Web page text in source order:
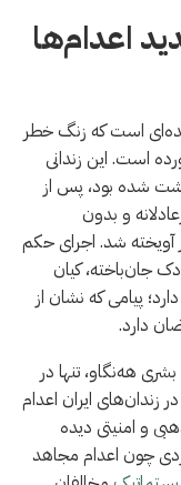
اعدام‌ها
است که زنگ خطر
است. این زندانی
شده بود، پس از
و بدون
آویخته شد. اجرای حکم
جان‌باخته، کیان
پیامی که نشان از
دارد.
هه‌نگاو، تنها در
سال ۲۰۲۵، دست‌کم ۵۸۲ تن در زندان‌های ايران اعدام
سیاسی، مذهبی و امنیتی دیده
چون اعدام مجاهد